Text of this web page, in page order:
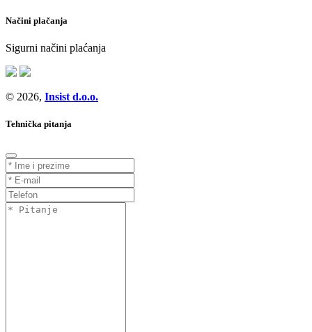
Načini plačanja
Sigurni načini plaćanja
© 2026, Insist d.o.o.
Tehnička pitanja